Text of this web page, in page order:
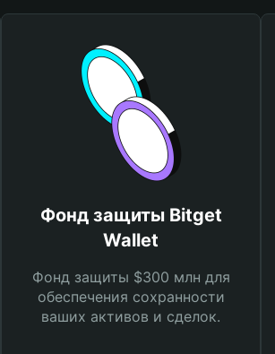
Фонд защиты Bitget
Wallet
Фонд защиты $300 млн для
обеспечения сохранности
ваших активов и сделок.